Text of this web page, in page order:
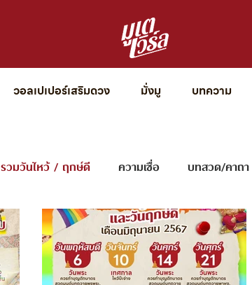
วอลเปเปอร์เสริมดวง มั่งมู บทความ
บทความ
รวมวันไหว้ / ฤกษ์ดี ความเชื่อ บทสวด/คาถา